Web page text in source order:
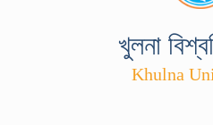
খুলনা
Khulna